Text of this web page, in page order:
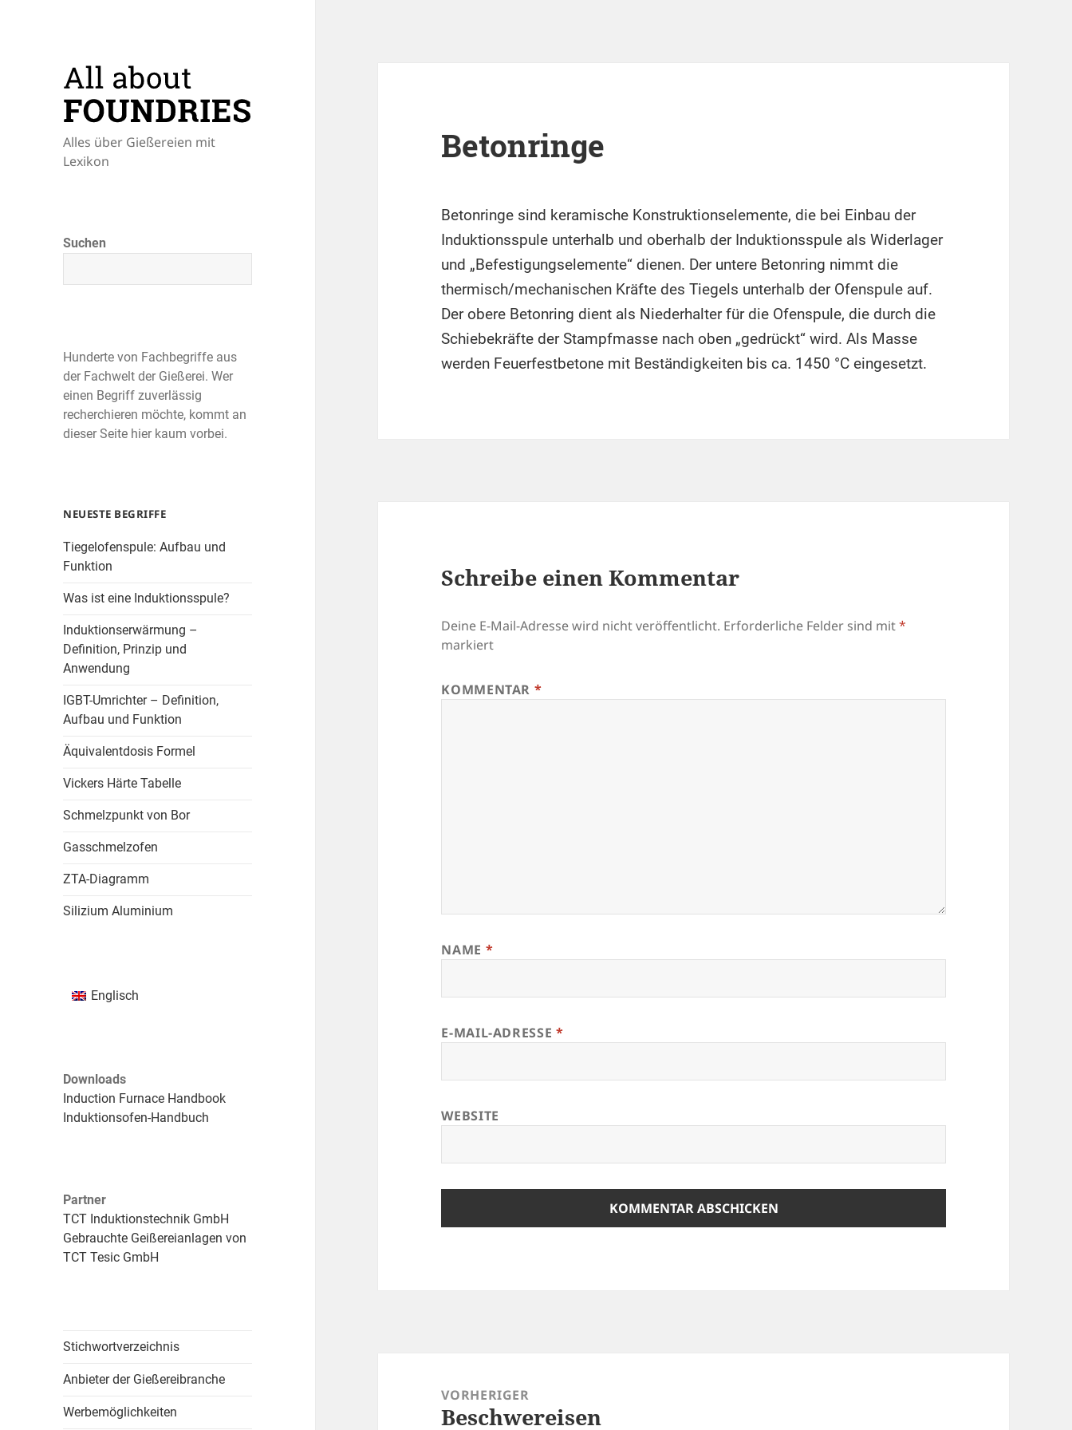
Alles über Gießereien mit
Lexikon
Suchen
Hunderte von Fachbegriffe aus
der Fachwelt der Gießerei. Wer
einen Begriff zuverlässig
recherchieren möchte, kommt an
dieser Seite hier kaum vorbei.
NEUESTE BEGRIFFE
Tiegelofenspule: Aufbau und
Funktion
Was ist eine Induktionsspule?
Induktionserwärmung –
Definition, Prinzip und
Anwendung
IGBT-Umrichter – Definition,
Aufbau und Funktion
Äquivalentdosis Formel
Vickers Härte Tabelle
Schmelzpunkt von Bor
Gasschmelzofen
ZTA-Diagramm
Silizium Aluminium
Englisch
Downloads
Induction Furnace Handbook
Induktionsofen-Handbuch
Partner
TCT Induktionstechnik GmbH
Gebrauchte Geißereianlagen von
TCT Tesic GmbH
Stichwortverzeichnis
Anbieter der Gießereibranche
Werbemöglichkeiten
Betonringe
Betonringe sind keramische Konstruktionselemente, die bei Einbau der
Induktionsspule unterhalb und oberhalb der Induktionsspule als Widerlager
und „Befestigungselemente“ dienen. Der untere Betonring nimmt die
thermisch/mechanischen Kräfte des Tiegels unterhalb der Ofenspule auf.
Der obere Betonring dient als Niederhalter für die Ofenspule, die durch die
Schiebekräfte der Stampfmasse nach oben „gedrückt“ wird. Als Masse
werden Feuerfestbetone mit Beständigkeiten bis ca. 1450 °C eingesetzt.
Schreibe einen Kommentar
Deine E-Mail-Adresse wird nicht veröffentlicht. Erforderliche Felder sind mit*
markiert
KOMMENTAR *
NAME *
E-MAIL-ADRESSE *
WEBSITE
VORHERIGER
Vorheriger
Beschwereisen